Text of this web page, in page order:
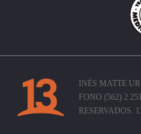
INÉS MATTE
FONO (562) 2
RESERVADOS.